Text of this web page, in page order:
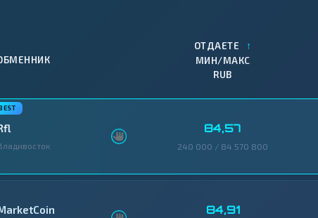
ОТДАЕТЕ ↑
МИН/МАКС
RUB
84,57
240 000 / 84 570 800
84,91